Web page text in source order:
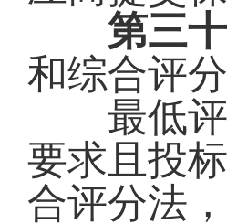
第三
和综合评分
最低评
要求且投
合评分法